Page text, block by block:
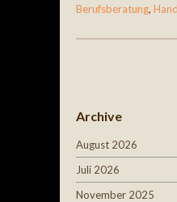
Berufsberatung,
Archive
August 2026
Juli 2026
November 2025